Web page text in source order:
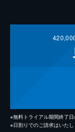
※無料トライアル期間終了日
※日割りでのご請求はいたし